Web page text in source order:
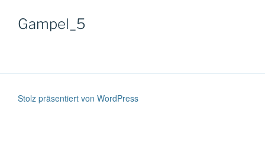
Gampel_5
Stolz präsentiert von WordPress